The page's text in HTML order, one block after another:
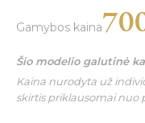
Gamybos kaina
Šio modelio galutinė
Kaina nurodyta už
skirtis priklausomai nuo